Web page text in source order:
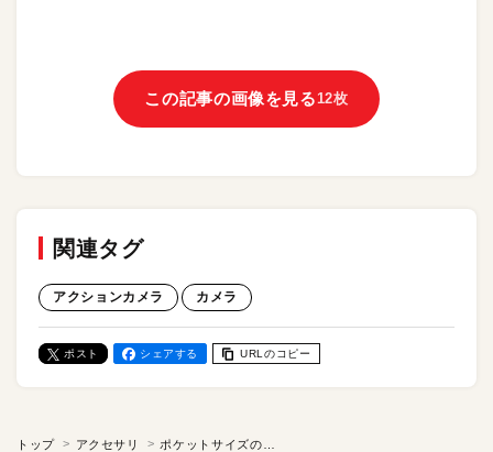
この記事の画像を見る 12枚
関連タグ
アクションカメラ カメラ
ポスト シェアする URLのコピー
トップ アクセサリ